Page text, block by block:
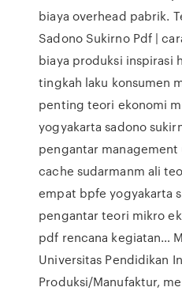
biaya overhead pabrik.
Sadono Sukirno Pdf |
biaya produksi inspirasi
tingkah laku konsumen
penting teori ekonomi
yogyakarta sadono
pengantar management
cache sudarmanm ali
empat bpfe yogyakarta
pengantar teori mikro
pdf rencana kegiatan…
Universitas Pendidikan
Produksi/Manufaktur,